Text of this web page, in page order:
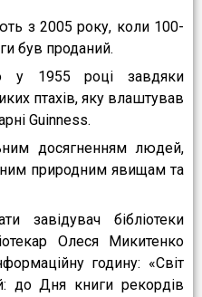
з 2005 року, коли 100-
був проданий.
у 1955 році завдяки
птахів, яку влаштував
Guinness.
досягненням людей,
природним явищам та
завідувач бібліотеки
Олеся Микитенко
годину: «Світ
до Дня книги рекордів